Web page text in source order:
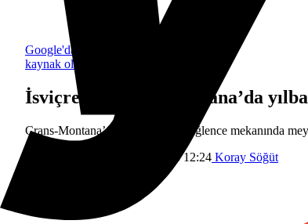
Google'da tercih edilen
kaynak olarak ekle
İsviçre’de Crans‑Montana’da
Crans‑Montana’da yılbaşı gecesi eğlence mekanında
1 Ocak 2026 12:24 Koray Söğüt